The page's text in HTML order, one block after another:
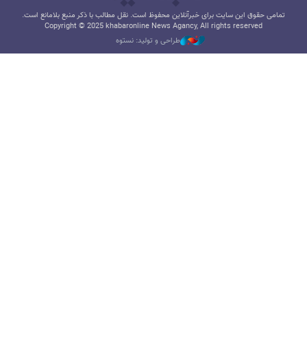
تمامی حقوق این سایت برای خبرآنلاین محفوظ است. نقل مطالب با ذکر منبع بلامانع است.
Copyright © 2025 khabaronline News Agancy, All rights reserved
طراحی و تولید: نستوه